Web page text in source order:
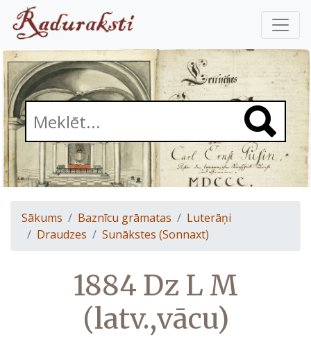
Sākums Baznīcu grāmatas
Luterāņi
Draudzes
Sunākstes (Sonnaxt)
1884 Dz L M
(latv.,vācu)